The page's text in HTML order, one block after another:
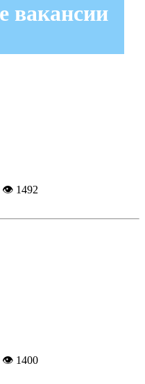
вакансии
1492
1400